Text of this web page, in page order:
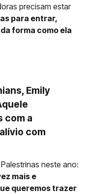
precisam estar
para entrar,
forma como ela
Emily
com a
com
neste ano:
mais e
queremos trazer